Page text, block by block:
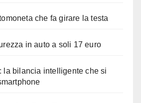
che fa girare la testa
in auto a soli 17 euro
la bilancia intelligente che si